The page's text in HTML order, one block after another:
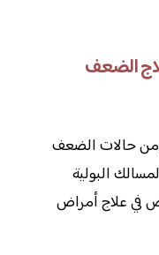
الضعف
من حالات الضعف
البولية
في علاج أمراض